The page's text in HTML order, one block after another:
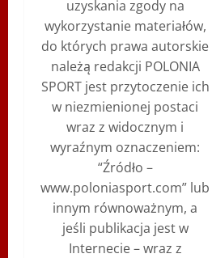
uzyskania zgody na
wykorzystanie materiałów,
do których prawa autorskie
należą redakcji POLONIA
SPORT jest przytoczenie ich
w niezmienionej postaci
wraz z widocznym i
wyraźnym oznaczeniem:
“Źródło –
www.poloniasport.com” lub
innym równoważnym, a
jeśli publikacja jest w
Internecie – wraz z